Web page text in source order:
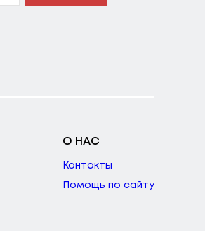
О НАС
Контакты
Помощь по сайту